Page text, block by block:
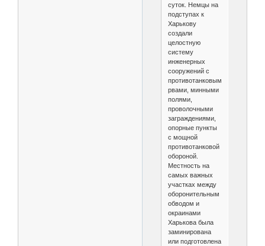
суток. Немцы на
подступах к
Харькову
создали
целостную
систему
инженерных
сооружений с
противотанковыми
рвами, минными
полями,
проволочными
заграждениями,
опорные пункты
с мощной
противотанковой
обороной.
Местность на
самых важных
участках между
оборонительным
обводом и
окраинами
Харькова была
заминирована
или подготовлена